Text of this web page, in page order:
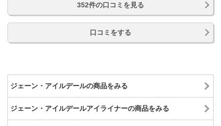
352件の口コミを見る
口コミをする
ジェーン・アイルデールの商品をみる
ジェーン・アイルデールアイライナーの商品をみる